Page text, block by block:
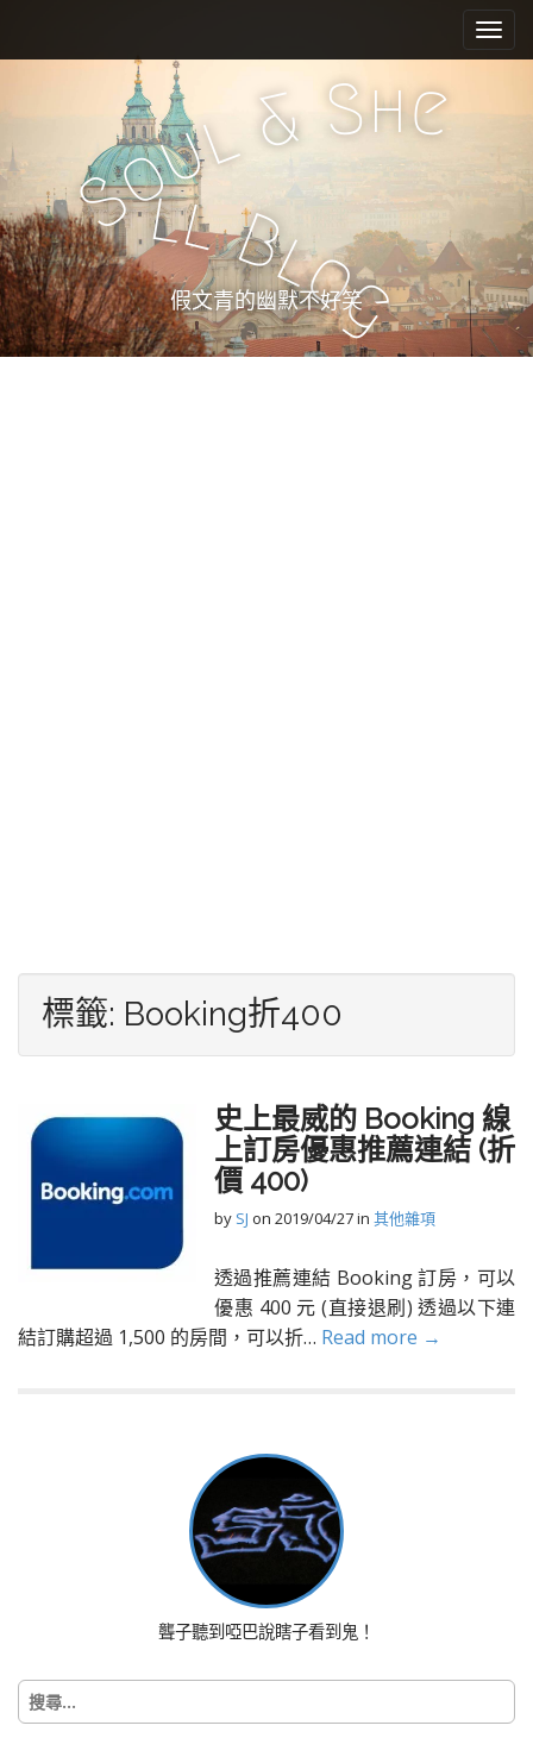
e
n
u
i
c
n
t
e
n
t
Soul & She
llBl
og
假文青的幽默不好笑
標籤: Booking折400
史上最威的 Booking 線
上訂房優惠推薦連結 (折
價 400)
by SJ on 2019/04/27in 其他雜項
透過推薦連結 Booking 訂房，可以
優惠 400 元 (直接退刷) 透過以下連
結訂購超過 1,500 的房間，可以折… Read more →
聾子聽到啞巴說瞎子看到鬼！
搜
尋